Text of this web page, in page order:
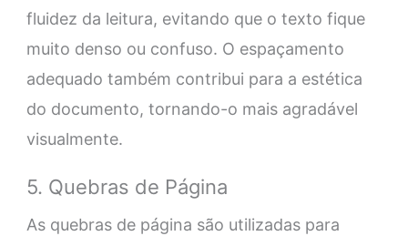
fluidez da leitura, evitando que o texto fique
muito denso ou confuso. O espaçamento
adequado também contribui para a estética
do documento, tornando-o mais agradável
visualmente.
5. Quebras de Página
As quebras de página são utilizadas para